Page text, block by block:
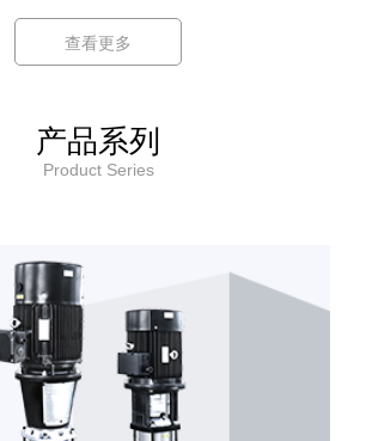
查看更多
产品系列
Product Series